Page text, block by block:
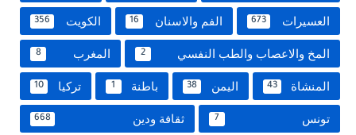
العسيرات 673 الفم والاسنان 16 الكويت 356
المخ والاعصاب والطب النفسي 2 المغرب 8
المنشاة 43 اليمن 38 باطنة 1 تركيا 10
تونس 7 ثقافة ودين 668